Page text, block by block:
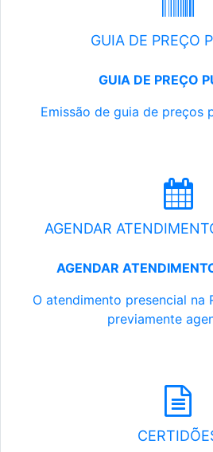
GUIA DE PREÇO
GUIA DE PREÇO
Emissão de guia de preços
AGENDAR
AGENDAR
O atendimento presencial na
previamente